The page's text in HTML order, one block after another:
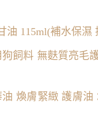
油 115ml(補水保
飼料 無麩質亮毛
油 煥膚緊緻 護膚